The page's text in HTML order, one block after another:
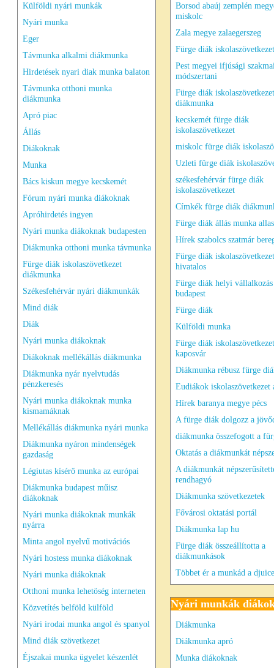
Külföldi nyári munkák
Nyári munka
Eger
Távmunka alkalmi diákmunka
Hirdetések nyari diak munka balaton
Távmunka otthoni munka
diákmunka
Apró piac
Állás
Diákoknak
Munka
Bács kiskun megye kecskemét
Fórum nyári munka diákoknak
Apróhirdetés ingyen
Nyári munka diákoknak budapesten
Diákmunka otthoni munka távmunka
Fürge diák iskolaszövetkezet
diákmunka
Székesfehérvár nyári diákmunkák
Mind diák
Diák
Nyári munka diákoknak
Diákoknak mellékállás diákmunka
Diákmunka nyár nyelvtudás
pénzkeresés
Nyári munka diákoknak munka
kismamáknak
Mellékállás diákmunka nyári munka
Diákmunka nyáron mindenségek
gazdaság
Légiutas kísérő munka az európai
Diákmunka budapest műisz
diákoknak
Nyári munka diákoknak munkák
nyárra
Minta angol nyelvű motivációs
Nyári hostess munka diákoknak
Nyári munka diákoknak
Otthoni munka lehetöség interneten
Közvetítés belföld külföld
Nyári irodai munka angol és spanyol
Mind diák szövetkezet
Éjszakai munka ügyelet készenlét
Borsod abaúj zemplén
miskolc
Zala megye zalaegerszeg
Fürge diák
Pest megyei ifjúsági
módszertani
Fürge diák iskolaszövetkezet
diákmunka
kecskemét fürge diák
iskolaszövetkezet
miskolc fürge diák
Uzleti fürge diák
székesfehérvár fürge diák
iskolaszövetkezet
Címkék fürge diák
Fürge diák állás munka
Hírek szabolcs szatmár
Fürge diák iskolaszövetkezet
hivatalos
Fürge diák helyi vállalkozás
budapest
Fürge diák
Külföldi munka
Fürge diák iskolaszövetkezet
kaposvár
Diákmunka rébusz fürge
Eudiákok iskolaszövetkezet
Hírek baranya megye pécs
A fürge diák dolgozz a
diákmunka összefogott a
Oktatás a diákmunkát
A diákmunkát
rendhagyó
Diákmunka szövetkezetek
Fővárosi oktatási portál
Diákmunka lap hu
Fürge diák összeállította a
diákmunkások
Többet ér a munkád a
Nyári munkák
Diákmunka
Diákmunka apró
Munka diákoknak